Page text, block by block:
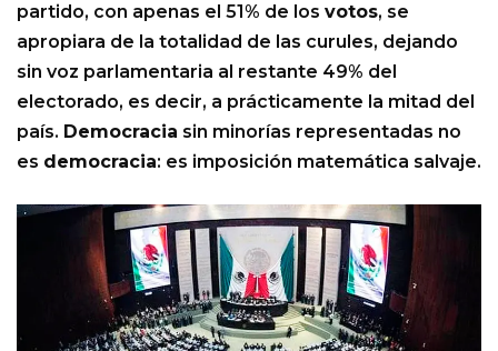
partido, con apenas el 51% de los votos, se
apropiara de la totalidad de las curules, dejando
sin voz parlamentaria al restante 49% del
electorado, es decir, a prácticamente la mitad del
país. Democracia sin minorías representadas no
es democracia: es imposición matemática salvaje.